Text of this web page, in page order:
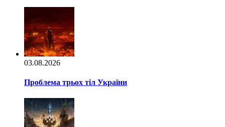
03.08.2026
Проблема трьох тіл України